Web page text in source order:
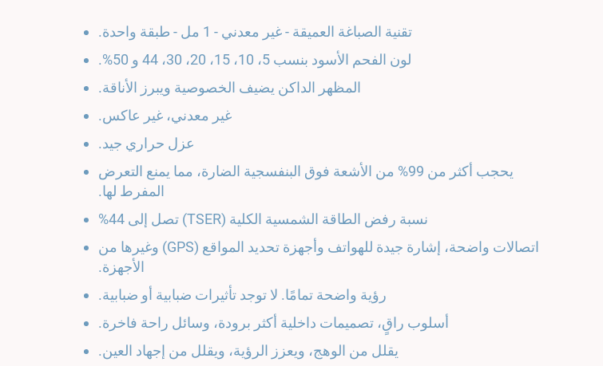
تقنية الصباغة العميقة - غير معدني - 1 مل - طبقة واحدة.
لون الفحم الأسود بنسب 5، 10، 15، 20، 30، 44 و 50%.
المظهر الداكن يضيف الخصوصية ويبرز الأناقة.
غير معدني، غير عاكس.
عزل حراري جيد.
يحجب أكثر من 99% من الأشعة فوق البنفسجية الضارة، مما يمنع التعرض
المفرط لها.
نسبة رفض الطاقة الشمسية الكلية (TSER) تصل إلى 44%
اتصالات واضحة، إشارة جيدة للهواتف وأجهزة تحديد المواقع (GPS) وغيرها من
الأجهزة.
رؤية واضحة تمامًا. لا توجد تأثيرات ضبابية أو ضبابية.
أسلوب راقٍ، تصميمات داخلية أكثر برودة، وسائل راحة فاخرة.
يقلل من الوهج، ويعزز الرؤية، ويقلل من إجهاد العين.